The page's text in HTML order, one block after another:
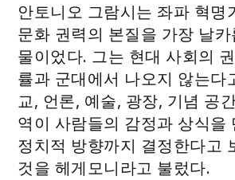
안토니오 그람시는 좌파 혁명
문화 권력의 본질을 가장 날
물이었다. 그는 현대 사회의
률과 군대에서 나오지 않는다
교, 언론, 예술, 광장, 기념 공
역이 사람들의 감정과 상식을
정치적 방향까지 결정한다고
것을 헤게모니라고 불렀다.